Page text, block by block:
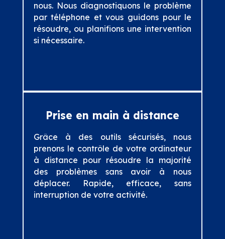
nous. Nous diagnostiquons le problème
par téléphone et vous guidons pour le
résoudre, ou planifions une intervention
si nécessaire.
Prise en main à distance
Grâce à des outils sécurisés, nous
prenons le contrôle de votre ordinateur
à distance pour résoudre la majorité
des problèmes sans avoir à nous
déplacer. Rapide, efficace, sans
interruption de votre activité.